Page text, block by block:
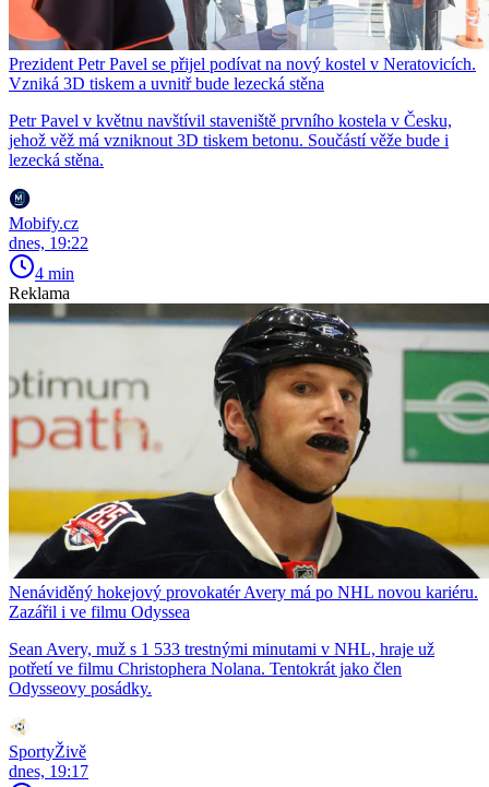
Prezident Petr Pavel se přijel podívat na nový kostel v Neratovicích.
Vzniká 3D tiskem a uvnitř bude lezecká stěna
Petr Pavel v květnu navštívil staveniště prvního kostela v Česku,
jehož věž má vzniknout 3D tiskem betonu. Součástí věže bude i
lezecká stěna.
Mobify.cz
dnes, 19:22
4 min
Reklama
Nenáviděný hokejový provokatér Avery má po NHL novou kariéru.
Zazářil i ve filmu Odyssea
Sean Avery, muž s 1 533 trestnými minutami v NHL, hraje už
potřetí ve filmu Christophera Nolana. Tentokrát jako člen
Odysseovy posádky.
SportyŽivě
dnes, 19:17